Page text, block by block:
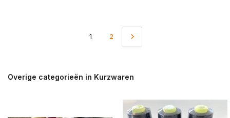
1 2
Overige categorieën in Kurzwaren